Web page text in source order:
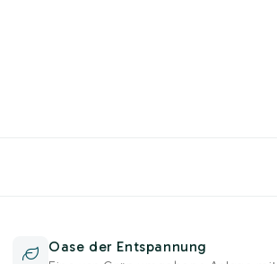
Oase der Entspannung